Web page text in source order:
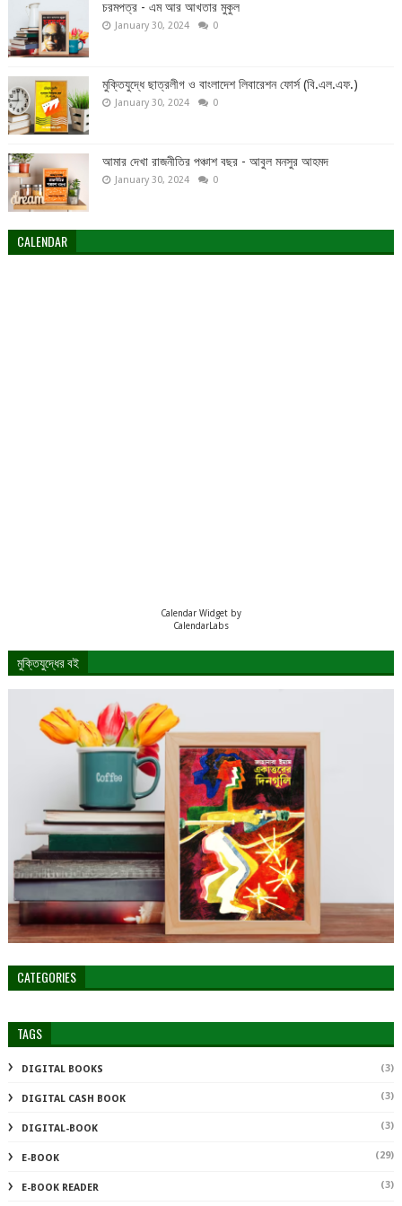
চরমপত্র - এম আর আখতার মুকুল
January 30, 2024 0
মুক্তিযুদ্ধে ছাত্রলীগ ও বাংলাদেশ লিবারেশন ফোর্স (বি.এল.এফ.)
January 30, 2024 0
আমার দেখা রাজনীতির পঞ্চাশ বছর - আবুল মনসুর আহমদ
January 30, 2024 0
CALENDAR
Calendar Widget by
CalendarLabs
মুক্তিযুদ্ধের বই
CATEGORIES
TAGS
DIGITAL BOOKS (3)
DIGITAL CASH BOOK (3)
DIGITAL-BOOK (3)
E-BOOK (29)
E-BOOK READER (3)